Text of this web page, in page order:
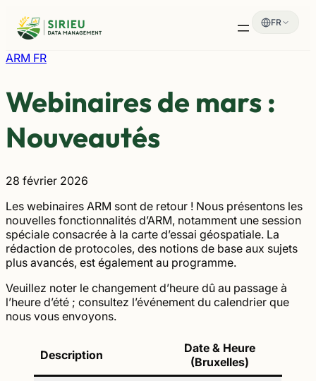
au
contenu
FR
ARM FR
Webinaires de mars :
Nouveautés
28 février 2026
Les webinaires ARM sont de retour ! Nous présentons les
nouvelles fonctionnalités d’ARM, notamment une session
spéciale consacrée à la carte d’essai géospatiale. La
rédaction de protocoles, des notions de base aux sujets
plus avancés, est également au programme.
Veuillez noter le changement d’heure dû au passage à
l’heure d’été ; consultez l’événement du calendrier que
nous vous envoyons.
Description
Date & Heure
(Bruxelles)